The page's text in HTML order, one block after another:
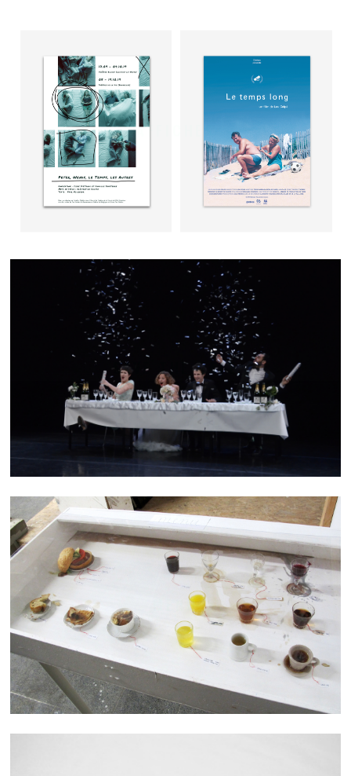
AFFICHES
SAVE THE DATE
MENU